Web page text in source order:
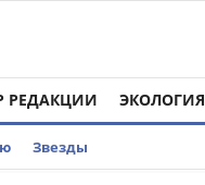
РЕДАКЦИИ ЭКОЛОГИЯ
Звезды